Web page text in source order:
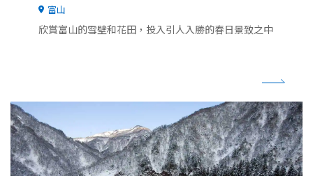
富山
欣賞富山的雪壁和花田，投入引人入勝的春日景致之中